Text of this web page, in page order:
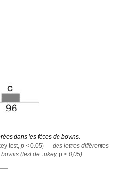
dans les fèces de bovins.
test, p < 0.05) — des lettres différentes
(test de Tukey, p < 0,05).